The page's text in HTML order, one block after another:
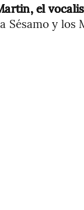
el
Sésamo y los